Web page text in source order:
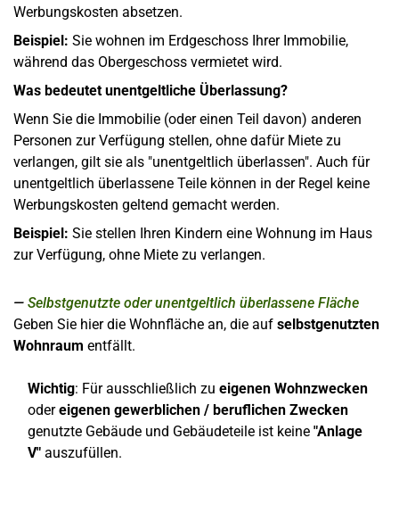
Werbungskosten absetzen.
Beispiel: Sie wohnen im Erdgeschoss Ihrer Immobilie,
während das Obergeschoss vermietet wird.
Was bedeutet unentgeltliche Überlassung?
Wenn Sie die Immobilie (oder einen Teil davon) anderen
Personen zur Verfügung stellen, ohne dafür Miete zu
verlangen, gilt sie als "unentgeltlich überlassen". Auch für
unentgeltlich überlassene Teile können in der Regel keine
Werbungskosten geltend gemacht werden.
Beispiel: Sie stellen Ihren Kindern eine Wohnung im Haus
zur Verfügung, ohne Miete zu verlangen.
Selbstgenutzte oder unentgeltlich überlassene Fläche
Geben Sie hier die Wohnfläche an, die auf selbstgenutzten
Wohnraum entfällt.
Wichtig: Für ausschließlich zu eigenen Wohnzwecken
odereigenen gewerblichen / beruflichen Zwecken
genutzte Gebäude und Gebäudeteile ist keine "Anlage
V" auszufüllen.